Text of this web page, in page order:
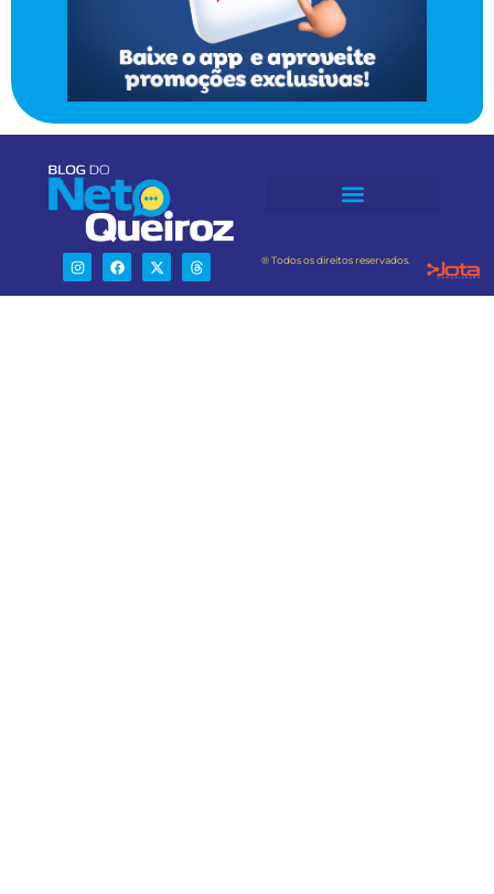
® Todos os direitos reservados.